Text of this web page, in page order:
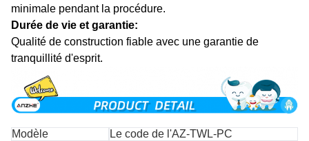
minimale pendant la procédure.
Durée de vie et garantie:
Qualité de construction fiable avec une garantie de
tranquillité d'esprit.
Modèle
Le code de l'AZ-TWL-PC